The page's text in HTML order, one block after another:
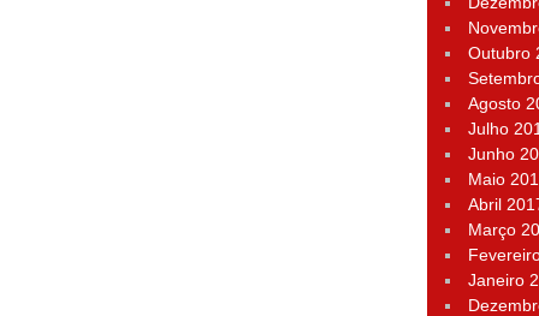
Outubro
Agosto
Julho
Junho
Maio
Abril
Março
Janeiro